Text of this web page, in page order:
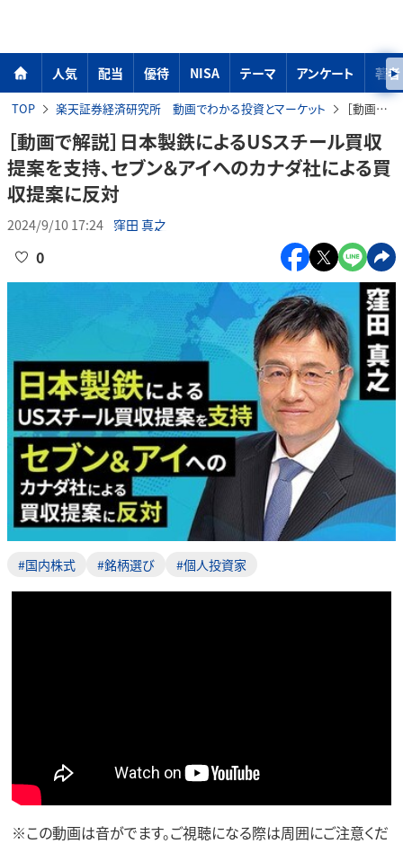
人気 配当 優待 NISA テーマ アンケート 著者
TOP 楽天証券経済研究所 動画でわかる投資とマーケット ［動画で解説］日本製鉄によるUSスチール買収提案を支持、セブン＆アイへのカナダ社による買収提案に反対
［動画で解説］日本製鉄によるUSスチール買収
提案を支持、セブン＆アイへのカナダ社による買
収提案に反対
2024/9/10 17:24 窪田 真之
0
#国内株式 #銘柄選び #個人投資家
※この動画は音がでます。ご視聴になる際は周囲にご注意くだ